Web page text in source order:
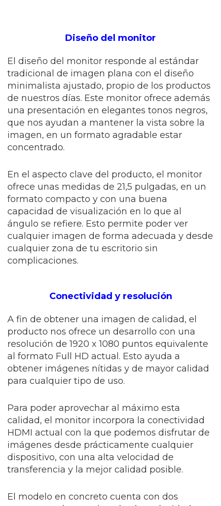
Diseño del monitor
El diseño del monitor responde al estándar
tradicional de imagen plana con el diseño
minimalista ajustado, propio de los productos
de nuestros días. Este monitor ofrece además
una presentación en elegantes tonos negros,
que nos ayudan a mantener la vista sobre la
imagen, en un formato agradable estar
concentrado.
En el aspecto clave del producto, el monitor
ofrece unas medidas de 21,5 pulgadas, en un
formato compacto y con una buena
capacidad de visualización en lo que al
ángulo se refiere. Esto permite poder ver
cualquier imagen de forma adecuada y desde
cualquier zona de tu escritorio sin
complicaciones.
Conectividad y resolución
A fin de obtener una imagen de calidad, el
producto nos ofrece un desarrollo con una
resolución de 1920 x 1080 puntos equivalente
al formato Full HD actual. Esto ayuda a
obtener imágenes nítidas y de mayor calidad
para cualquier tipo de uso.
Para poder aprovechar al máximo esta
calidad, el monitor incorpora la conectividad
HDMI actual con la que podemos disfrutar de
imágenes desde prácticamente cualquier
dispositivo, con una alta velocidad de
transferencia y la mejor calidad posible.
El modelo en concreto cuenta con dos